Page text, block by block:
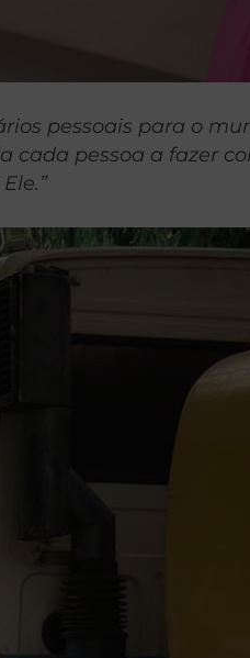
pessoais para o
cada pessoa a fazer